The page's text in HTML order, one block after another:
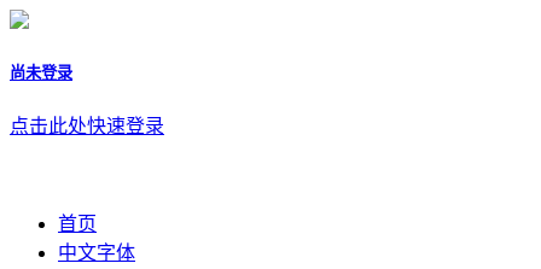
尚未登录
点击此处快速登录
首页
中文字体